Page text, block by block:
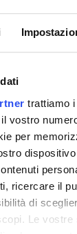
trattiamo
vostro
per
ricercare il
di
Le vostre
di
reale
utilizzato
computer, al